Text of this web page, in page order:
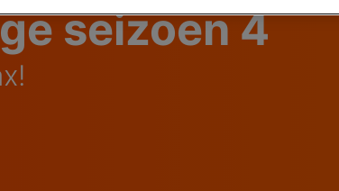
seizoen 4